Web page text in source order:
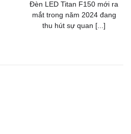
Đèn LED Titan F150 mới ra
mắt trong năm 2024 đang
thu hút sự quan [...]